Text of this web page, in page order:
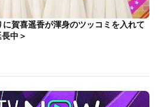
賀喜遥香が渾身のツッコミを入れて
中＞